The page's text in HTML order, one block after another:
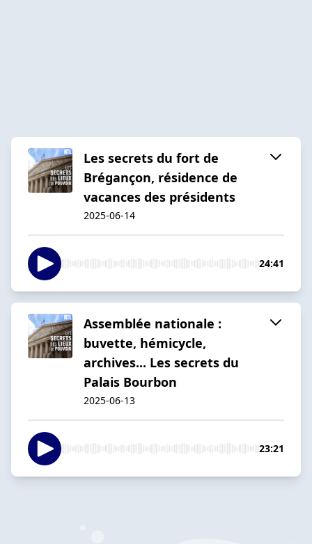
Les secrets du fort de
Brégançon, résidence de
vacances des présidents
2025-06-14
24:41
Assemblée nationale :
buvette, hémicycle,
archives... Les secrets du
Palais Bourbon
2025-06-13
23:21